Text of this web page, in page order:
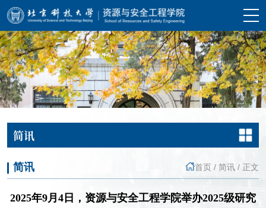
简讯
简讯 首页 / 简讯 / 正文
2025年9月4日，资源与安全工程学院举办2025级研究